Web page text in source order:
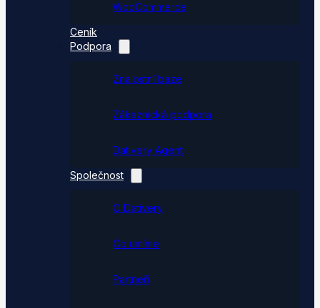
WooCommerce
Ceník
Podpora
Znalostní báze
Zákaznická podpora
Dativery Agent
Společnost
O Dativery
Co umíme
Partneři